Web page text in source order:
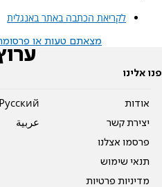
לקריאת הכתבה באתר באנגלית
מצאתם טעות או פרסומת
פנו אלינו
אודות
יצירת קשר
פרסמו אצלנו
תנאי שימוש
מדיניות פרטיות
Pусский
عربية